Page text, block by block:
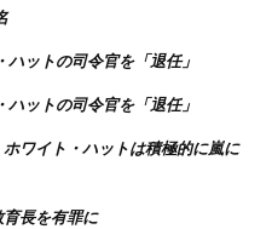
ットの司令官を「退任」
ットの司令官を「退任」
ワイト・ハットは積極的に嵐に
長を有罪に